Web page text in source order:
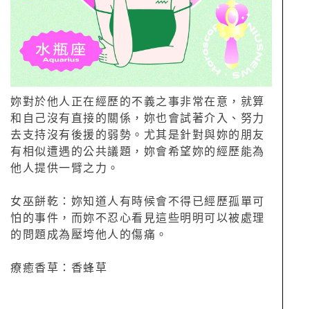
妳對於他人正在經歷的不義之事非常在意，就算
和自己沒有直接的關係，妳也會試著介入、努力
去支持沒有後援的弱勢。尤其是針對與妳的朋友
有相似遭遇的公共議題，妳會希望妳的經歷能為
他人提供一臂之力。
女巫餅乾：妳知道人有時候會不得已經歷孤單可
怕的事件，而妳不忍心看見這些明明可以被處理
的問題成為壓垮他人的傷痛。
療癒香草：香蜂草